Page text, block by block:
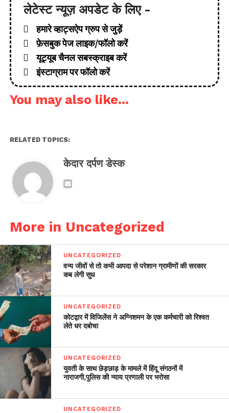
लेटेस्ट न्यूज़ अपडेट के लिए -
हमारे व्हाट्सऐप ग्रुप से जुड़ें
फ़ेसबुक पेज लाइक/फॉलो करें
यूट्यूब चैनल सबस्क्राइब करें
इंस्टाग्राम पर फॉलो करें
You may also like...
RELATED TOPICS:
केदार दर्पण डेस्क
More in Uncategorized
UNCATEGORIZED
वन्य जीवों से तो कभी आपदा से परेशान ग्रामीणों की सरकार
कब लेगी सुध
UNCATEGORIZED
कोटद्वार में विजिलेंस ने अग्निशमन के एक कर्मचारी को रिश्वत
लेते धर दबोचा
UNCATEGORIZED
युवती के साथ छेड़छाड़ के मामले में हिंदू संगठनों में
नाराजगी,पुलिस की न्याय प्रणाली पर भरोसा
UNCATEGORIZED